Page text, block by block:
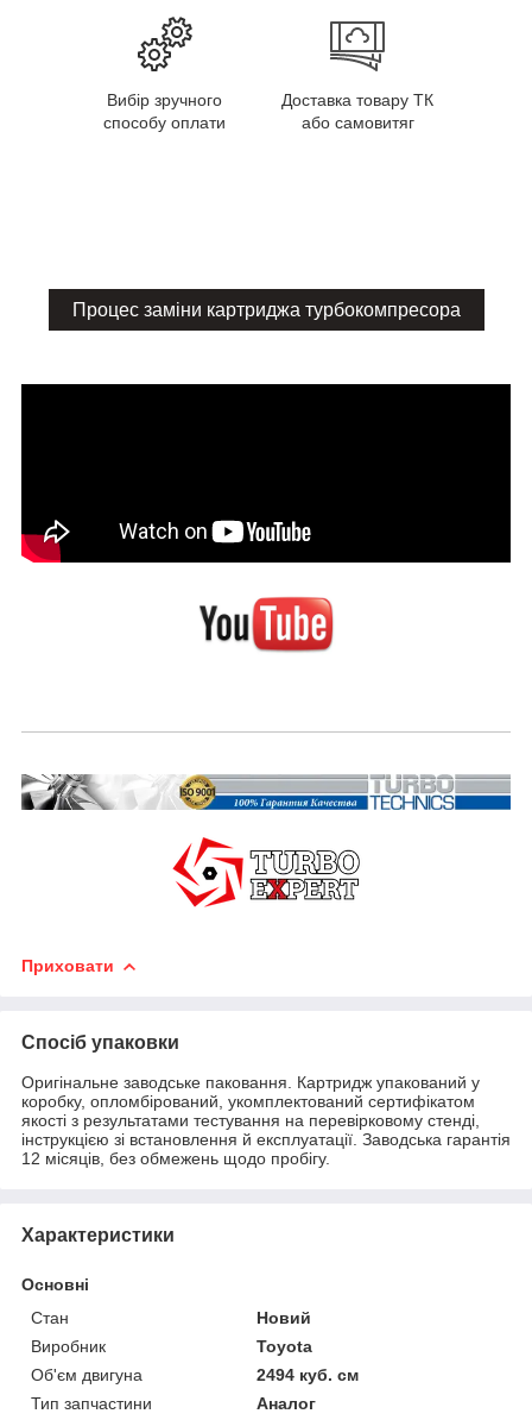
Вибір зручного
способу оплати
Доставка товару ТК
або самовитяг
Процес заміни картриджа турбокомпресора
Приховати
Спосіб упаковки
Оригінальне заводське паковання. Картридж упакований у
коробку, опломбірований, укомплектований сертифікатом
якості з результатами тестування на перевірковому стенді,
інструкцією зі встановлення й експлуатації. Заводська гарантія
12 місяців, без обмежень щодо пробігу.
Характеристики
Основні
Стан
Новий
Виробник
Toyota
Об'єм двигуна
2494 куб. см
Тип запчастини
Аналог